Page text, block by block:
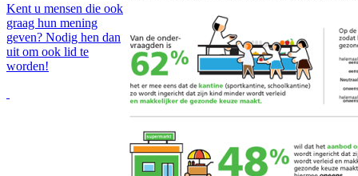
Kent u mensen die ook
graag hun mening
geven? Nodig hen dan
uit om ook lid te
worden!